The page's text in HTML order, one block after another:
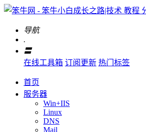
导航
.
〓
在线工具箱 订阅更新 热门标签
首页
服务器
Win+IIS
Linux
DNS
Mail